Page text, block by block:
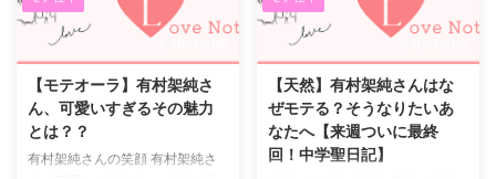
ドラマだと思います。 主人公で
ある聖が教え子の黒岩君と恋愛を
してしまう話ではありますが、未
成年との恋愛であり、社会的には
許された恋愛ではないことから、
さまざまな困難を乗り越えていく
ストーリーがなんとも言えないく
らい切ないラブストーリーのよう
ーツ誌でも大々的に取り上げられ
ました。 北川景子さんは超売れ
っ子の女優さん、報道後マスコミ
にどんな対応をするのかと思って
いたら隠れたり逃げたりせず、わ
りとオープンに。イベントに出演
した際にも報道陣から現在 ...
【モテオーラ】有村架純さ
ん、可愛いすぎるその魅力
とは？？
有村架純さんの笑顔 有村架純さ
【天然】有村架純さんはな
ぜモテる？そうなりたいあ
なたへ【来週ついに最終
回！中学聖日記】